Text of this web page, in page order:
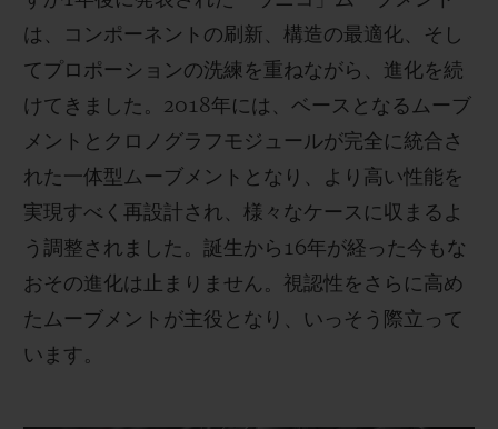
は、コンポーネントの刷新、構造の最適化、そし
てプロポーションの洗練を重ねながら、進化を続
けてきました。2018年には、ベースとなるムーブ
メントとクロノグラフモジュールが完全に統合さ
れた一体型ムーブメントとなり、より高い性能を
実現すべく再設計され、様々なケースに収まるよ
う調整されました。誕生から16年が経った今もな
おその進化は止まりません。視認性をさらに高め
たムーブメントが主役となり、いっそう際立って
います。